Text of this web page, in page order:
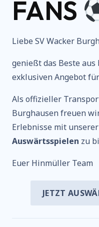
FANS
Liebe SV Wacker
genießt das Beste
exklusiven Angebot für
Als offizieller
Burghausen freuen
Erlebnisse mit unserer
Auswärtsspielen zu
Euer Hinmüller Team
JETZT